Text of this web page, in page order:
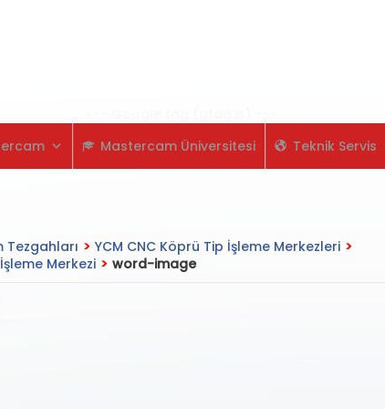
Mastercam Üniversitesi Teknik Servis
Tezgahları > YCM CNC Köprü Tip İşleme Merkezleri >
Merkezi > word-image